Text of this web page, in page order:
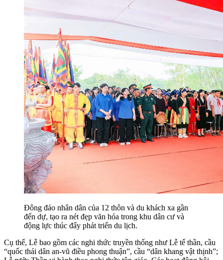
Đông đảo nhân dân của 12 thôn và du khách xa gần
đến dự, tạo ra nét đẹp văn hóa trong khu dân cư và
động lực thúc đẩy phát triển du lịch.
Cụ thể, Lễ bao gồm các nghi thức truyền thống như Lễ tế thần, cầu
“quốc thái dân an-vũ điều phong thuận”, cầu “dân khang vật thịnh”;